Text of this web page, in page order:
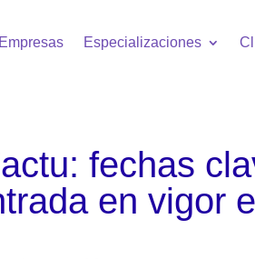
Empresas Especializaciones
fechas
en vigor